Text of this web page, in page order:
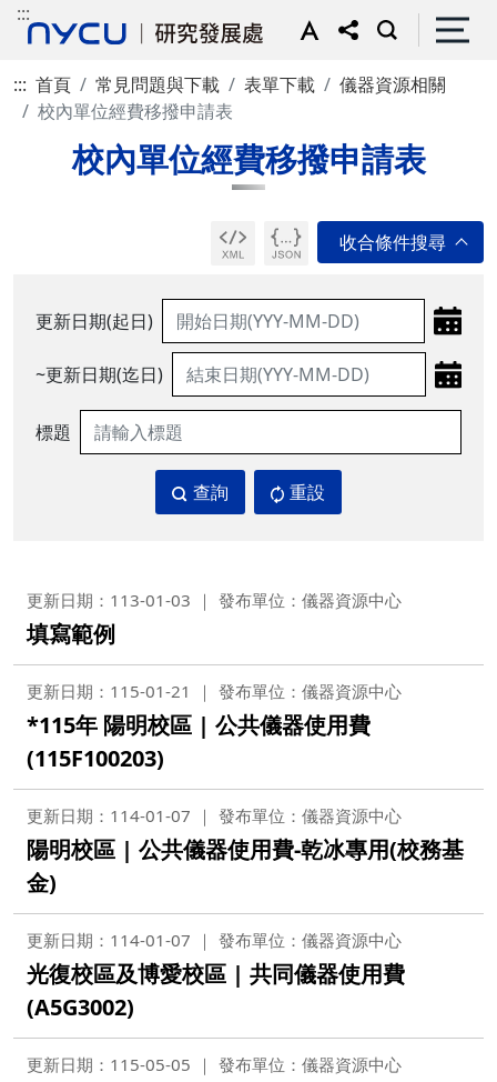
:::
::: 首頁 常見問題與下載 表單下載
儀器資源相關
校內單位經費移撥申請表
校內單位經費移撥申請表
更新日期(起日)
~更新日期(迄日)
標題
查詢 重設
更新日期：113-01-03 發布單位：儀器資源中心
填寫範例
更新日期：115-01-21 發布單位：儀器資源中心
*115年 陽明校區 | 公共儀器使用費
(115F100203)
更新日期：114-01-07 發布單位：儀器資源中心
陽明校區 | 公共儀器使用費-乾冰專用(校務基
金)
更新日期：114-01-07 發布單位：儀器資源中心
光復校區及博愛校區 | 共同儀器使用費
(A5G3002)
更新日期：115-05-05 發布單位：儀器資源中心